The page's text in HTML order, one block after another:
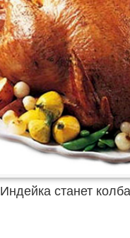
Индейка станет